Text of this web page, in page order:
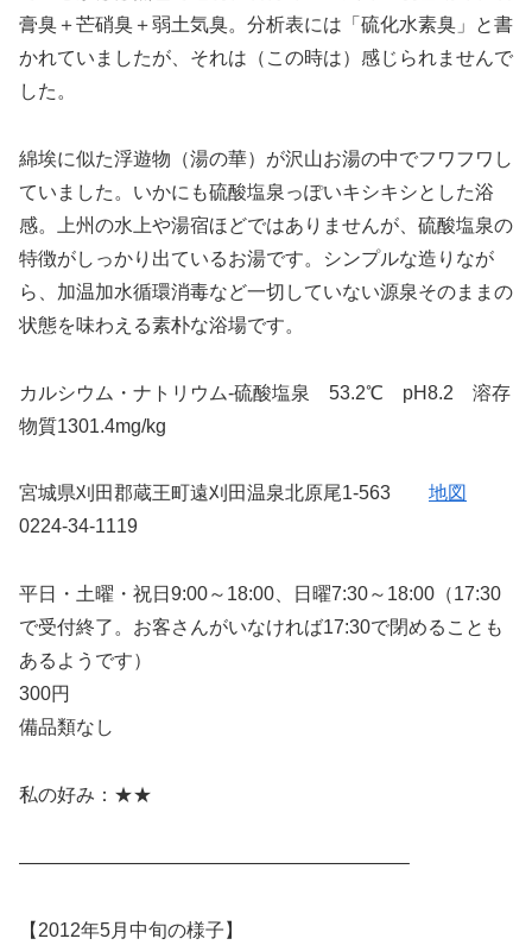
膏臭＋芒硝臭＋弱土気臭。分析表には「硫化水素臭」と書
かれていましたが、それは（この時は）感じられませんで
した。
綿埃に似た浮遊物（湯の華）が沢山お湯の中でフワフワし
ていました。いかにも硫酸塩泉っぽいキシキシとした浴
感。上州の水上や湯宿ほどではありませんが、硫酸塩泉の
特徴がしっかり出ているお湯です。シンプルな造りなが
ら、加温加水循環消毒など一切していない源泉そのままの
状態を味わえる素朴な浴場です。
カルシウム・ナトリウム-硫酸塩泉 53.2℃ pH8.2 溶存
物質1301.4mg/kg
宮城県刈田郡蔵王町遠刈田温泉北原尾1-563 地図
0224-34-1119
平日・土曜・祝日9:00～18:00、日曜7:30～18:00（17:30
で受付終了。お客さんがいなければ17:30で閉めることも
あるようです）
300円
備品類なし
私の好み：★★
————————————————————–
【2012年5月中旬の様子】